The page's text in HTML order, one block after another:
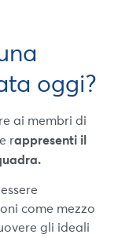
oggi?
ai membri di
rappresenti il
come mezzo
gli ideali